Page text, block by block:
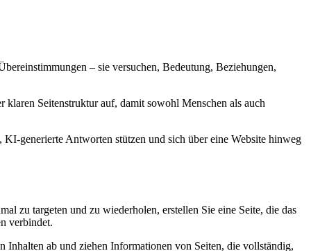
– sie versuchen, Bedeutung, Beziehungen,
Seitenstruktur auf, damit sowohl Menschen als auch
generierte Antworten stützen und sich über eine Website hinweg
zu targeten und zu wiederholen, erstellen Sie eine Seite, die das
verbindet.
Inhalten ab und ziehen Informationen von Seiten, die vollständig,